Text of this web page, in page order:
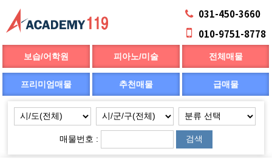
031-450-3660
010-9751-8778
보습/어학원 피아노/미술 전체매물
프리미엄매물 추천매물 급매물
매물번호 : 검색